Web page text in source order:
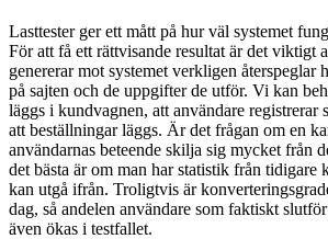
Lasttester ger ett mått på hur väl systemet
För att få ett rättvisande resultat är det viktigt
genererar mot systemet verkligen återspeglar
på sajten och de uppgifter de utför. Vi kan
läggs i kundvagnen, att användare registrerar
att beställningar läggs. Är det frågan om en
användarnas beteende skilja sig mycket från
det bästa är om man har statistik från tidigare
kan utgå ifrån. Troligtvis är
dag, så andelen användare som faktiskt
även ökas i testfallet.